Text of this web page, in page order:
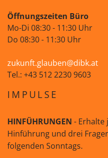
Öffnungszeiten Büro
Mo-Di 08:30 - 11:30 Uhr
Do 08:30 - 11:30 Uhr
zukunft.glauben@dibk.at
Tel.: +43 512 2230 9603
IMPULSE
HINFÜHRUNGEN - Erhalte
Hinführung und drei
folgenden Sonntags.